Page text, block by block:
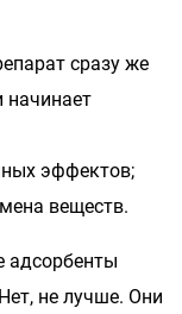
сразу же
начинает
эффектов;
веществ.
адсорбенты
не лучше. Они